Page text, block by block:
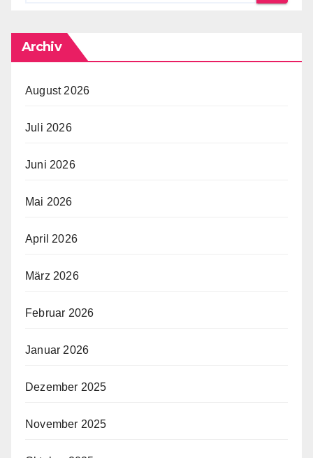
Archiv
August 2026
Juli 2026
Juni 2026
Mai 2026
April 2026
März 2026
Februar 2026
Januar 2026
Dezember 2025
November 2025